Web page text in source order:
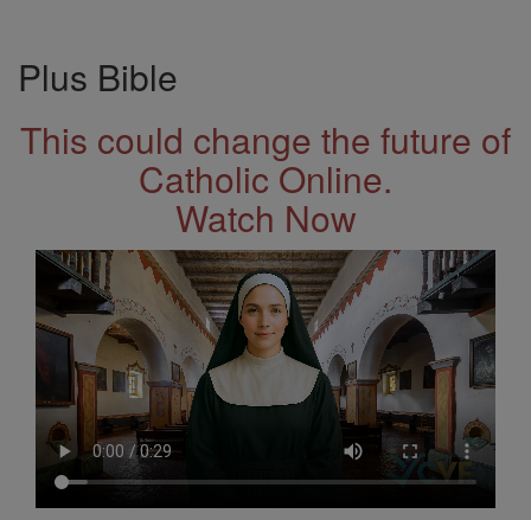
Plus Bible
This could change the future of
Catholic Online.
Watch Now